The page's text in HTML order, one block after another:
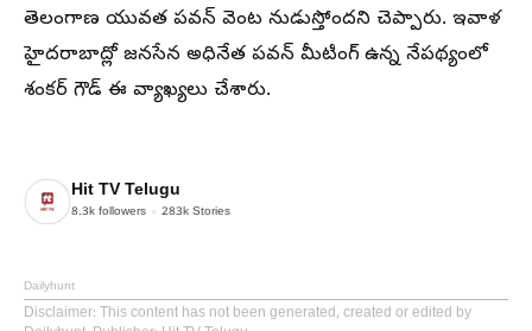
తెలంగాణ యువత పవన్ వెంట నుడుస్తోందని చెప్పారు. ఇవాళ
హైదరాబాద్లో జనసేన అధినేత పవన్ మీటింగ్ ఉన్న నేపథ్యంలో
శంకర్ గౌడ్ ఈ వ్యాఖ్యలు చేశారు.
Hit TV Telugu
8.3k followers 283k Stories
Dailyhunt
Disclaimer: This content has not been generated, created or edited by